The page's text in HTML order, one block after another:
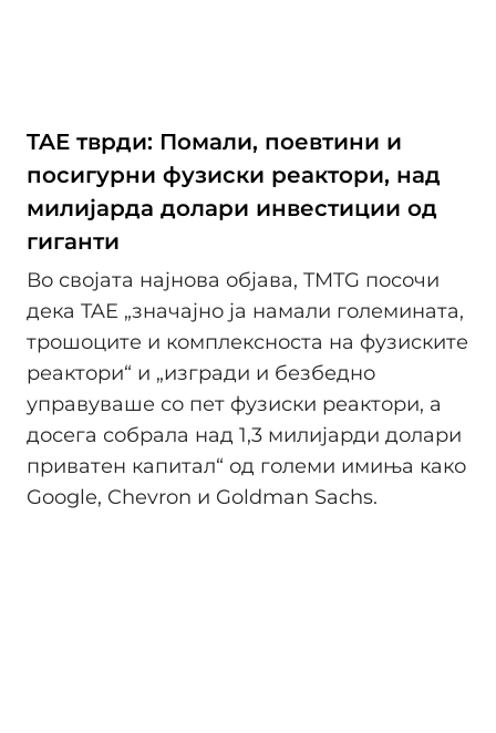
TAE тврди: Помали, поевтини и
посигурни фузиски реактори, над
милијарда долари инвестиции од
гиганти
Во својата најнова објава, TMTG посочи
дека TAE „значајно ја намали големината,
трошоците и комплексноста на фузиските
реактори“ и „изгради и безбедно
управуваше со пет фузиски реактори, а
досега собрала над 1,3 милијарди долари
приватен капитал“ од големи имиња како
Google, Chevron и Goldman Sachs.